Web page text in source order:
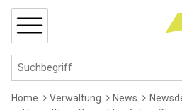
Navigieren in
Schnellnavigation
Hauptnavigation
Suchbegriff
Breadcrumb
Home Verwaltung News